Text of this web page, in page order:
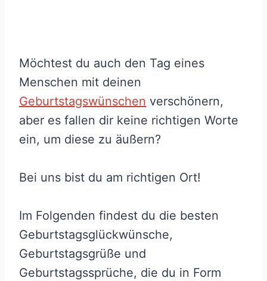
Möchtest du auch den Tag eines
Menschen mit deinen
Geburtstagswünschen verschönern,
aber es fallen dir keine richtigen Worte
ein, um diese zu äußern?
Bei uns bist du am richtigen Ort!
Im Folgenden findest du die besten
Geburtstagsglückwünsche,
Geburtstagsgrüße und
Geburtstagssprüche, die du in Form